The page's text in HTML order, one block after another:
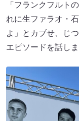
「フランクフルト
れに生ファラオ・
よ」とカブせ、じ
エピソードを話しま